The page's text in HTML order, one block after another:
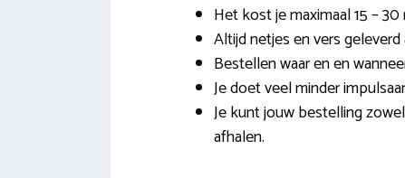
Het kost je maximaal 15 –
Altijd netjes en vers geleverd
Bestellen waar en en
Je doet veel minder
Je kunt jouw bestelling
afhalen.